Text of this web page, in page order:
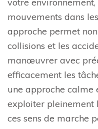
mouvements dans
approche permet
collisions et les
manœuvrer avec
efficacement les
une approche calme
exploiter
ces sens de marche